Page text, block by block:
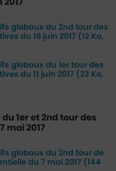
2017
globaux du 2nd tour des
du 18 juin 2017 (12 Ko,
globaux du 1er tour des
du 11 juin 2017 (23 Ko,
1er et 2nd tour des
mai 2017
globaux du 2nd tour de
du 7 mai 2017 (144